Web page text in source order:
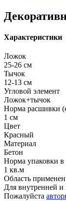
Характеристики
Ложок
25-26 см
Тычок
12-13 см
Угловой элемент
Ложок+тычок
Норма расшивки
1 см
Цвет
Красный
Материал
Бетон
Норма упаковки в
1 кв.м
Область
Для внутренней
Пожалуйста